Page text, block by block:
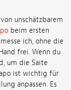
unschätzbarem
beim ersten
ich, ohne die
frei. Wenn du
um die Saite
ist wichtig für
anpassen. Es